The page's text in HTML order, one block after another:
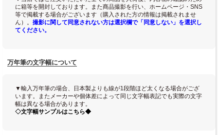
に箱等を開封しております。また商品撮影を行い、ホームページ・SNS
等で掲載する場合がございます（購入された方の情報は掲載されませ
ん）。 撮影に関して同意されない方は選択欄で「同意しない」を選択し
てください。
万年筆の文字幅について
▼輸入万年筆の場合、日本製よりも線が1段階ほど太くなる場合がござ
います。またメーカーや個体差によって同じ文字幅表記でも実際の文字
幅は異なる場合があります。
◇文字幅サンプルはこちら◆